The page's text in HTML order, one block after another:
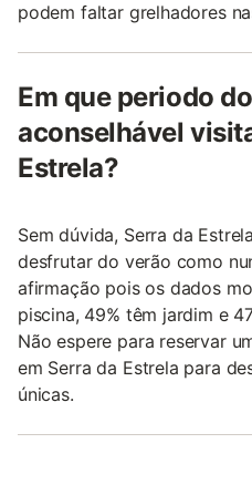
podem faltar grelhadores
Em que periodo
aconselhável
Estrela?
Sem dúvida, Serra da
desfrutar do verão como
afirmação pois os dados
piscina, 49% têm jardim e
Não espere para reservar
em Serra da Estrela para
únicas.